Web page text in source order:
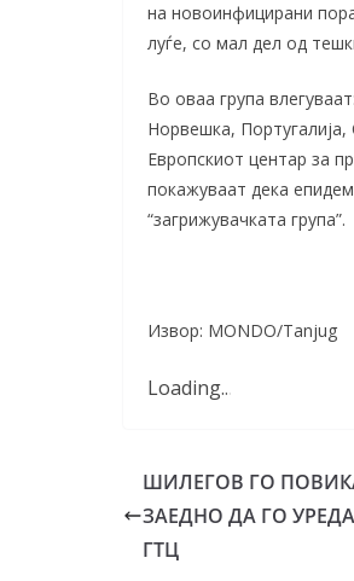
на новоинфицирани
луѓе, со мал дел од
Во оваа група
Норвешка, Португалија,
Европскиот центар за
покажуваат дека
“загрижувачката група”.
Извор: MONDO/Tanjug
Loading...
ШИЛЕГОВ ГО
ЗАЕДНО ДА ГО
ГТЦ